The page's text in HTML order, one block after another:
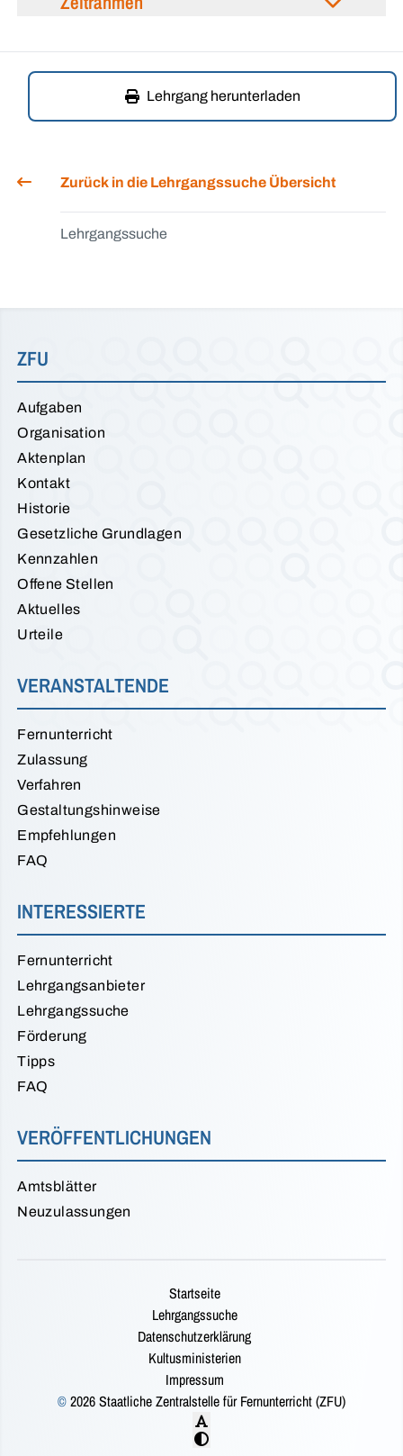
Lehrgang herunterladen
Zurück in die Lehrgangssuche Übersicht
Lehrgangssuche
ZFU
Aufgaben
Organisation
Aktenplan
Kontakt
Historie
Gesetzliche Grundlagen
Kennzahlen
Offene Stellen
Aktuelles
Urteile
VERANSTALTENDE
Fernunterricht
Zulassung
Verfahren
Gestaltungshinweise
Empfehlungen
FAQ
INTERESSIERTE
Fernunterricht
Lehrgangsanbieter
Lehrgangssuche
Förderung
Tipps
FAQ
VERÖFFENTLICHUNGEN
Amtsblätter
Neuzulassungen
Startseite
Lehrgangssuche
Datenschutzerklärung
Kultusministerien
Impressum
©2026 Staatliche Zentralstelle für Fernunterricht (ZFU)